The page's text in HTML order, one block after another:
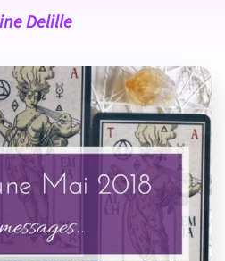
Delille